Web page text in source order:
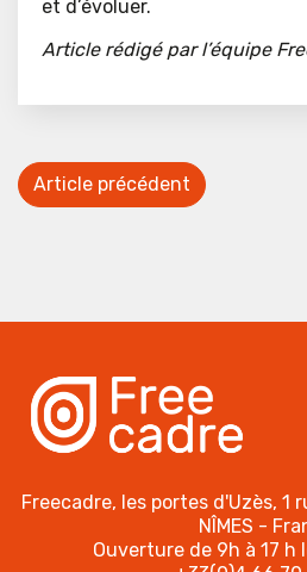
et d’évoluer.
Article rédigé par l’équipe
Article précédent
Freecadre, les portes d'Uzès, 1
NÎMES -
Ouverture de 9h à 17 h